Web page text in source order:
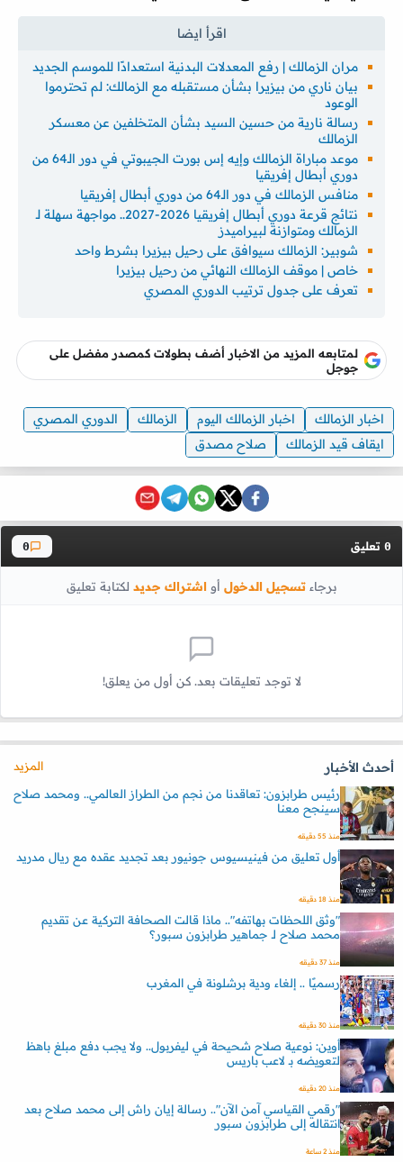
مران الزمالك | رفع المعدلات البدنية استعدادًا للموسم الجديد
بيان ناري من بيزيرا بشأن مستقبله مع الزمالك: لم تحترموا
الوعود
رسالة نارية من حسين السيد بشأن المتخلفين عن معسكر
الزمالك
موعد مباراة الزمالك وإيه إس بورت الجيبوتي في دور الـ64 من
دوري أبطال إفريقيا
منافس الزمالك في دور الـ64 من دوري أبطال إفريقيا
نتائج قرعة دوري أبطال إفريقيا 2026-2027.. مواجهة سهلة لـ
الزمالك ومتوازنة لبيراميدز
شوبير: الزمالك سيوافق على رحيل بيزيرا بشرط واحد
خاص | موقف الزمالك النهائي من رحيل بيزيرا
تعرف على جدول ترتيب الدوري المصري
لمتابعه المزيد من الاخبار أضف بطولات كمصدر مفضل على
جوجل
اخبار الزمالك اخبار الزمالك اليوم الزمالك
الدوري المصري
ايقاف قيد الزمالك
صلاح مصدق
0 تعليق 0
برجاءتسجيل الدخول أواشتراك جديد لكتابة تعليق
لا توجد تعليقات بعد. كن أول من يعلق!
أحدث الأخبار
المزيد
رئيس طرابزون: تعاقدنا من نجم من الطراز العالمي.. ومحمد صلاح
سينجح معنا
منذ 55 دقيقه
أول تعليق من فينيسيوس جونيور بعد تجديد عقده مع ريال مدريد
منذ 18 دقيقه
"وثق اللحظات بهاتفه".. ماذا قالت الصحافة التركية عن تقديم
محمد صلاح لـ جماهير طرابزون سبور؟
منذ 37 دقيقه
رسميًا .. إلغاء ودية برشلونة في المغرب
منذ 30 دقيقه
أوين: نوعية صلاح شحيحة في ليفربول.. ولا يجب دفع مبلغ باهظ
لتعويضه بـ لاعب باريس
منذ 20 دقيقه
"رقمي القياسي آمن الآن".. رسالة إيان راش إلى محمد صلاح بعد
انتقاله إلى طرابزون سبور
منذ 2 ساعة